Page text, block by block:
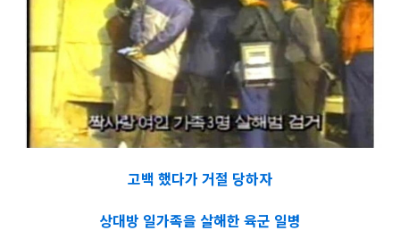
고백 했다가 거절 당하자
상대방 일가족을 살해한 육군 일병